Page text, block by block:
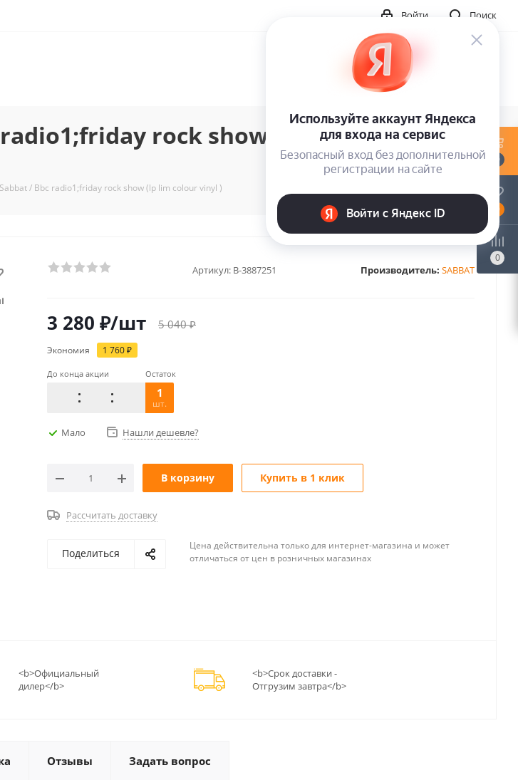
Поиск
Войти
rock show (lp lim colour
/ Bbc radio1;friday rock show (lp lim colour vinyl )
Артикул: B-3887251 Производитель: SABBAT
3 280 ₽/шт 5 040₽
Экономия 1 760₽
До конца акции Остаток
1
шт.
Мало Нашли дешевле?
В корзину Купить в 1 клик
Рассчитать доставку
Поделиться
Цена действительна только для интернет-магазина и может
отличаться от цен в розничных магазинах
<b>Официальный
дилер</b>
<b>Срок доставки -
Отгрузим завтра</b>
Отзывы Задать вопрос
0
0
0